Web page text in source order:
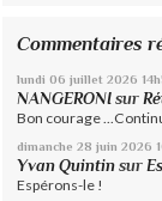
Commentaires
lundi 06 juillet 2026
NANGERONI sur
Bon courage
dimanche 28 juin 2026
Yvan Quintin sur
Espérons-le !